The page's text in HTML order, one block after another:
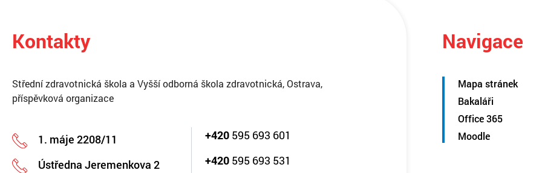
Kontakty
Střední zdravotnická škola a Vyšší odborná škola zdravotnická, Ostrava,
příspěvková organizace
1. máje 2208/11 +420 595 693 601
Ústředna Jeremenkova 2 +420 595 693 531
Navigace
Mapa stránek
Bakaláři
Office 365
Moodle